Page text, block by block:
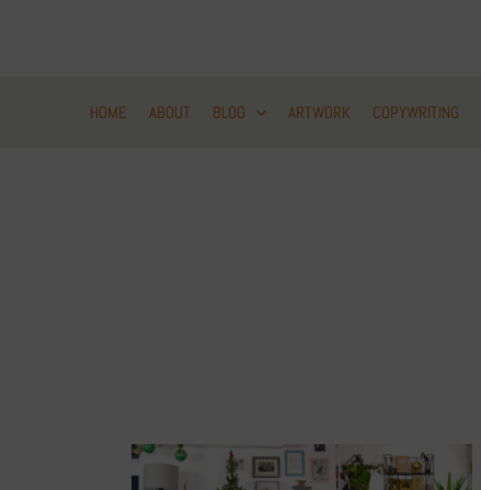
HOME ABOUT BLOG ARTWORK COPYWRITING